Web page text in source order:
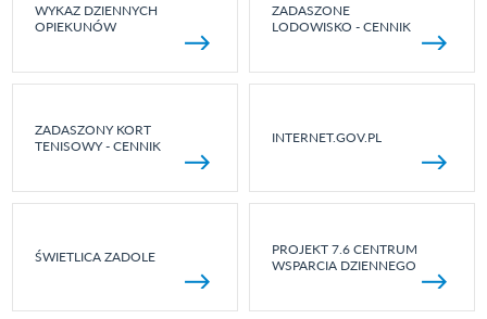
WYKAZ DZIENNYCH
OPIEKUNÓW
ZADASZONE
LODOWISKO - CENNIK
ZADASZONY KORT
TENISOWY - CENNIK
INTERNET.GOV.PL
ŚWIETLICA ZADOLE
PROJEKT 7.6 CENTRUM
WSPARCIA DZIENNEGO